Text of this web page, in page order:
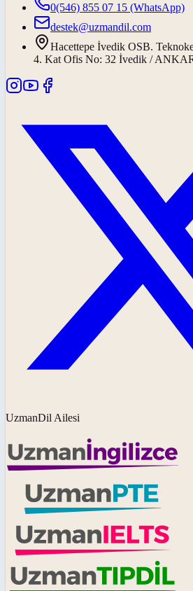
0(546) 855 07 15 (WhatsApp)
destek@uzmandil.com
Hacettepe İvedik OSB.
4. Kat Ofis No: 32 İvedik /
UzmanDil Ailesi